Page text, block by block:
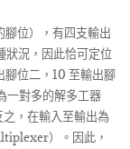
位），有四支輸出
狀況，因此恰可定位
位二，10 至輸出腳
一對多的解多工器
，在輸入至輸出為
）。因此，